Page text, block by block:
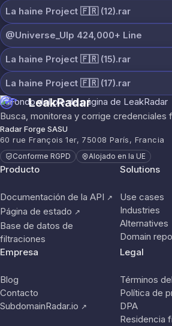
La haine Project 🇫🇷 (12).rar
@Universe_Ulp 424,000+ Line
La haine Project 🇫🇷 (15).rar
La haine Project 🇫🇷 (17).rar
LeakRadar
Busca, monitorea y corrige credenciales
Radar Forge SASU
60 rue François 1er, 75008 París, Francia
Conforme RGPD Alojado en la UE
Producto
Documentación de la API ↗
Página de estado ↗
Base de datos de
filtraciones
Solutions
Use cases
Industries
Alternatives
Domain
Empresa
Blog
Contacto
SubdomainRadar.io ↗
Legal
Términos
Política de
DPA
Residencia